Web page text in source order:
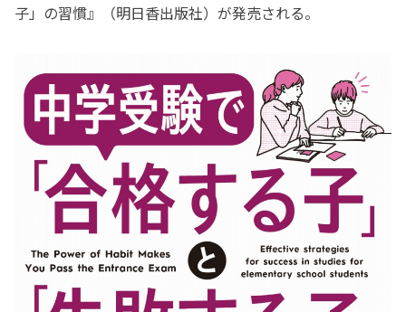
子」の習慣』（明日香出版社）が発売される。